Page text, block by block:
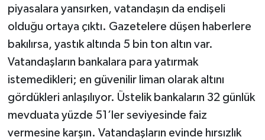
piyasalara yansırken, vatandaşın da endişeli
olduğu ortaya çıktı. Gazetelere düşen haberlere
bakılırsa, yastık altında 5 bin ton altın var.
Vatandaşların bankalara para yatırmak
istemedikleri; en güvenilir liman olarak altını
gördükleri anlaşılıyor. Üstelik bankaların 32 günlük
mevduata yüzde 51’ler seviyesinde faiz
vermesine karşın. Vatandaşların evinde hırsızlık